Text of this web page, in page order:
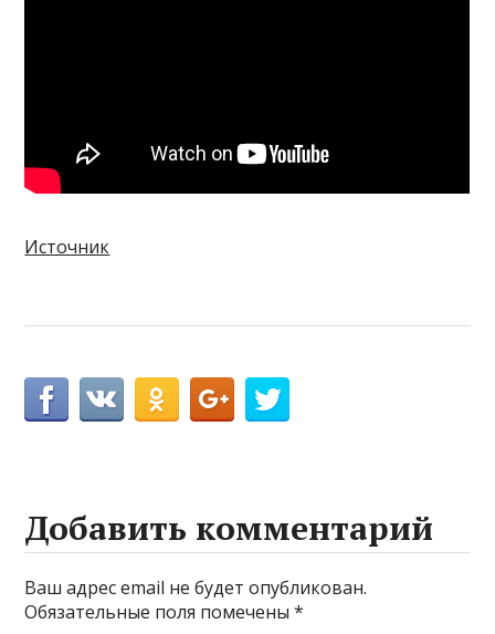
Источник
Добавить комментарий
Ваш адрес email не будет опубликован.
Обязательные поля помечены*